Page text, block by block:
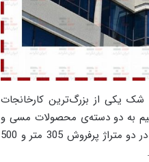
بدون شک یکی از بزرگ‌ترین کارخانجات
به دو دسته‌ی محصولات مسی و
تنوع بالایی داره و در دو متراژ پرفروش 305 متر و 500